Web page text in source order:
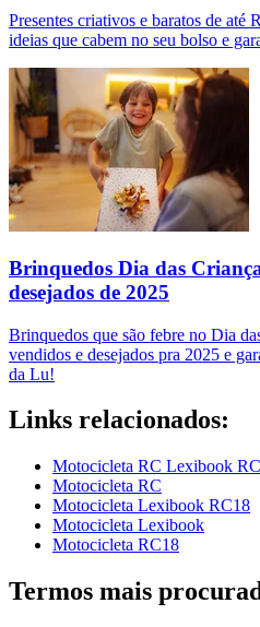
Presentes criativos e baratos de até
ideias que cabem no seu bolso e
Brinquedos Dia das
desejados de 2025
Brinquedos que são febre no Dia
vendidos e desejados pra 2025 e
da Lu!
Links relacionados:
Motocicleta RC Lexibook
Motocicleta RC
Motocicleta Lexibook RC18
Motocicleta Lexibook
Motocicleta RC18
Termos mais